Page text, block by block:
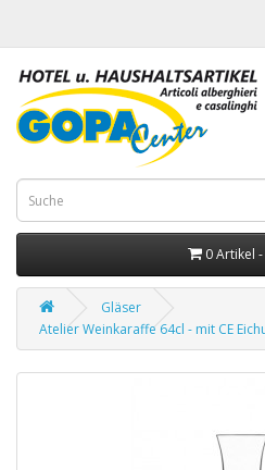
0 Artikel
Gläser
Atelier Weinkaraffe 64cl - mit CE